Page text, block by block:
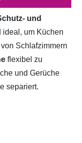
und
ideal, um Küchen
Schlafzimmern
flexibel zu
und Gerüche
separiert.